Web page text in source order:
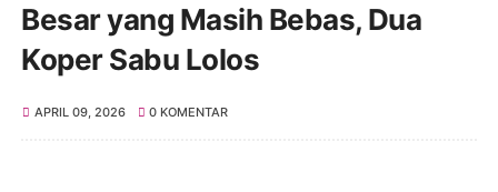
Besar yang Masih Bebas, Dua
Koper Sabu Lolos
APRIL 09, 2026 0 KOMENTAR